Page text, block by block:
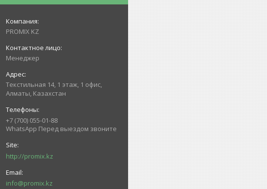
PROMIX KZ
Менеджер
Текстильная 14, 1 этаж, 1 офис,
Алматы, Казахстан
+7 (700) 055-01-88
WhatsApp Перед выездом звоните
http://promix.kz
info@promix.kz